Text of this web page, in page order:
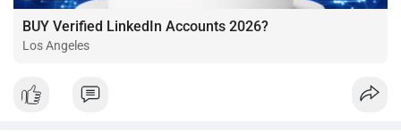
BUY Verified LinkedIn Accounts 2026?
Los Angeles